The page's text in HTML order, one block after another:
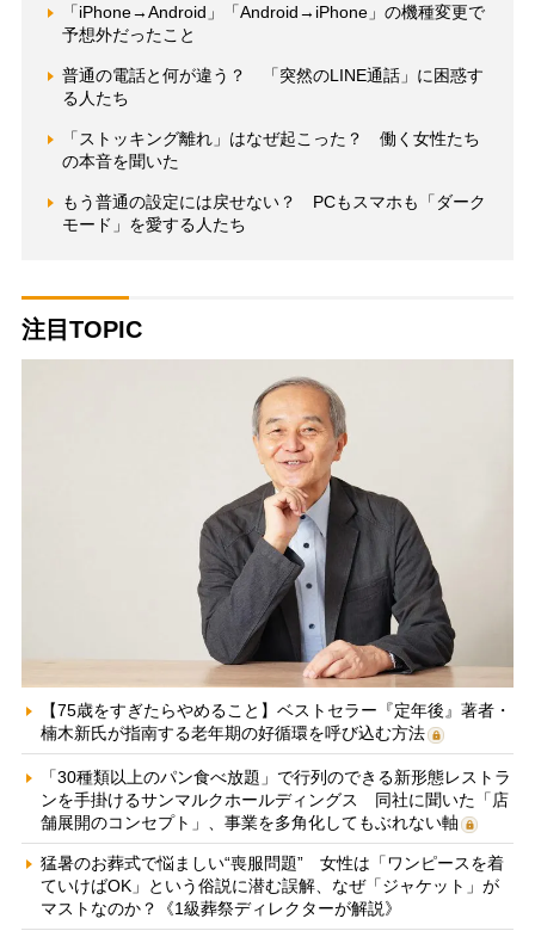
「iPhone→Android」「Android→iPhone」の機種変更で
予想外だったこと
普通の電話と何が違う？ 「突然のLINE通話」に困惑す
る人たち
「ストッキング離れ」はなぜ起こった？ 働く女性たち
の本音を聞いた
もう普通の設定には戻せない？ PCもスマホも「ダーク
モード」を愛する人たち
注目TOPIC
【75歳をすぎたらやめること】ベストセラー『定年後』著者・
楠木新氏が指南する老年期の好循環を呼び込む方法
「30種類以上のパン食べ放題」で行列のできる新形態レストラ
ンを手掛けるサンマルクホールディングス 同社に聞いた「店
舗展開のコンセプト」、事業を多角化してもぶれない軸
猛暑のお葬式で悩ましい“喪服問題” 女性は「ワンピースを着
ていけばOK」という俗説に潜む誤解、なぜ「ジャケット」が
マストなのか？《1級葬祭ディレクターが解説》